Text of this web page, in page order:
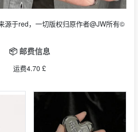
源于red，一切版权归原作者@JW所有©
📦 邮费信息
运费4.70 £